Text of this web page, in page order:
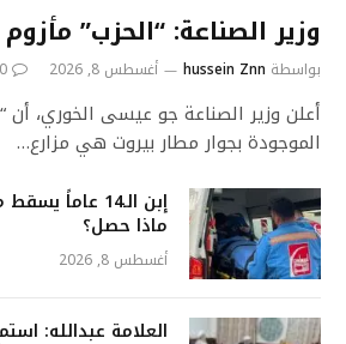
وزير الصناعة: “الحزب”
بواسطة hussein Znn أغسطس 8, 2026 0
أعلن وزير الصناعة جو عيسى الخوري، أن
الموجودة بجوار مطار بيروت هي مزارع…
إبن الـ14
ماذا حصل؟
أغسطس 8, 2026
العلامة عبدالله: